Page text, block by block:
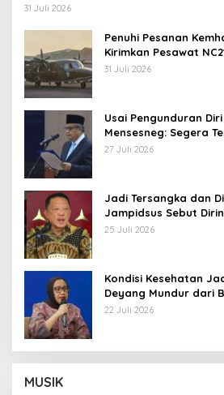
Operasi TNI
31 Juli 2026
Penuhi Pesanan
Kirimkan Pesawat
AU
31 Juli 2026
Usai Pengunduran
Mensesneg: Segera
Pemberhentian
27 Juli 2026
Jadi Tersangka dan
Jampidsus Sebut
Kriminalisasi
25 Juli 2026
Kondisi Kesehatan
Deyang Mundur dari
Wamentan Sudaryono
22 Juli 2026
MUSIK